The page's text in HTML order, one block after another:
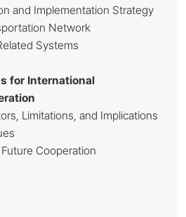
and Implementation Strategy
Network
Systems
for International
Limitations, and Implications
Cooperation